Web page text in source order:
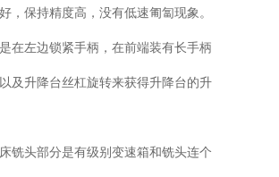
，保持精度高，没有低速匍匐现象。
在左边锁紧手柄，在前端装有长手柄
及升降台丝杠旋转来获得升降台的升
铣头部分是有级别变速箱和铣头连个